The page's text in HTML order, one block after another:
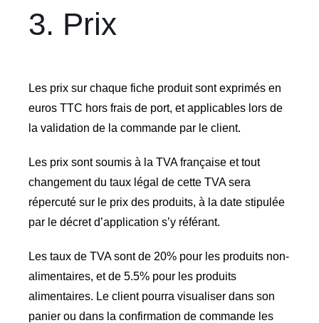
3. Prix
Les prix sur chaque fiche produit sont exprimés en
euros TTC hors frais de port, et applicables lors de
la validation de la commande par le client.
Les prix sont soumis à la TVA française et tout
changement du taux légal de cette TVA sera
répercuté sur le prix des produits, à la date stipulée
par le décret d’application s’y référant.
Les taux de TVA sont de 20% pour les produits non-
alimentaires, et de 5.5% pour les produits
alimentaires. Le client pourra visualiser dans son
panier ou dans la confirmation de commande les